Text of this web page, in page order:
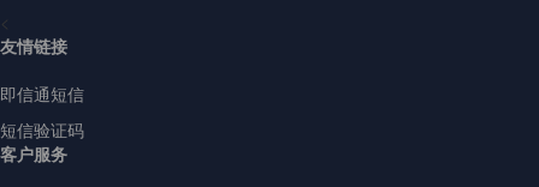
<
友情链接
即信通短信
短信验证码
客户服务